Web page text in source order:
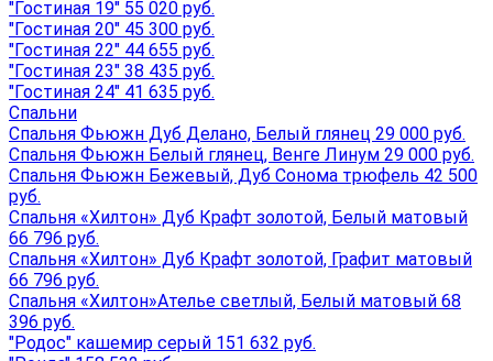
"Гостиная 19" 55 020 руб.
"Гостиная 20" 45 300 руб.
"Гостиная 22" 44 655 руб.
"Гостиная 23" 38 435 руб.
"Гостиная 24" 41 635 руб.
Спальни
Спальня Фьюжн Дуб Делано, Белый глянец 29 000 руб.
Спальня Фьюжн Белый глянец, Венге Линум 29 000 руб.
Спальня Фьюжн Бежевый, Дуб Сонома трюфель 42 500
руб.
Спальня «Хилтон» Дуб Крафт золотой, Белый матовый
66 796 руб.
Спальня «Хилтон» Дуб Крафт золотой, Графит матовый
66 796 руб.
Спальня «Хилтон»Ателье светлый, Белый матовый 68
396 руб.
"Родос" кашемир серый 151 632 руб.